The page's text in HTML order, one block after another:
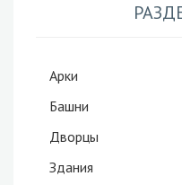
Арки
Башни
Дворцы
Здания